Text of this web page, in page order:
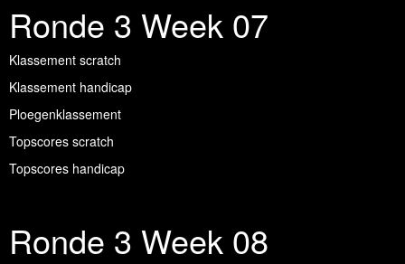
Ronde 3 Week 07
Klassement scratch
Klassement handicap
Ploegenklassement
Topscores scratch
Topscores handicap
Ronde 3 Week 08